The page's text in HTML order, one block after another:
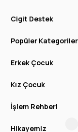
Cigit Destek
Popüler Kategoriler
Erkek Çocuk
Kız Çocuk
İşlem Rehberi
Hikayemiz